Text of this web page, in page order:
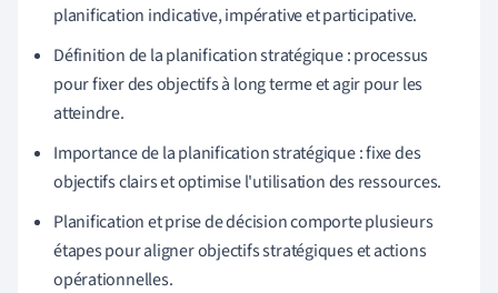
planification indicative, impérative et participative.
Définition de la planification stratégique : processus
pour fixer des objectifs à long terme et agir pour les
atteindre.
Importance de la planification stratégique : fixe des
objectifs clairs et optimise l'utilisation des ressources.
Planification et prise de décision comporte plusieurs
étapes pour aligner objectifs stratégiques et actions
opérationnelles.